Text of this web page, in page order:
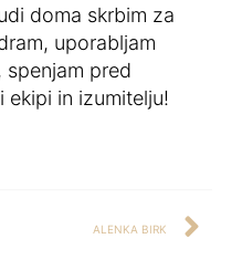
doma skrbim za
uporabljam
spenjam pred
in izumitelju!
ALENKA BIRK